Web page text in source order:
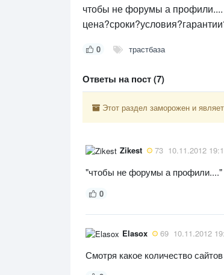
чтобы не форумы а профили....
0 трастбаза
Ответы на пост (7)
Этот раздел заморожен и
Zikest 73 10.11.2012
"чтобы не форумы а
0
Elasox 69 10.11.2012
Смотря какое количество